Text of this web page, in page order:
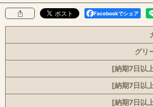
Facebookでシェア
グリ
[納期7日以
[納期7日以
[納期7日以